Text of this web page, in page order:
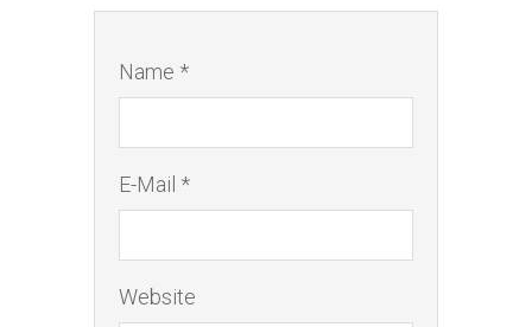
Name *
E-Mail *
Website